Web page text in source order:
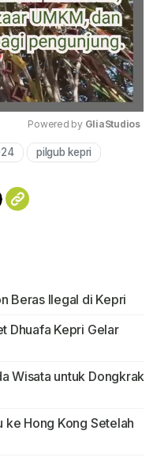
Mute
Powered by GliaStudios
pilgub kepri
Beras Ilegal di Kepri
Dhuafa Kepri Gelar
Wisata untuk Dongkrak
ke Hong Kong Setelah